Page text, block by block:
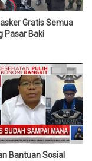
Gratis Semua
Pasar Baki
Bantuan Sosial